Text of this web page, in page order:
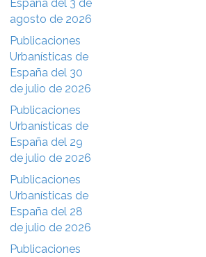
España del 3 de
agosto de 2026
Publicaciones
Urbanísticas de
España del 30
de julio de 2026
Publicaciones
Urbanísticas de
España del 29
de julio de 2026
Publicaciones
Urbanísticas de
España del 28
de julio de 2026
Publicaciones